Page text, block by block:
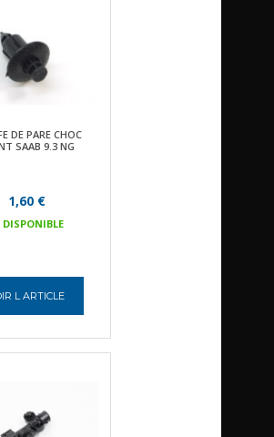
DE PARE CHOC
SAAB 9.3 NG
1,60 €
DISPONIBLE
L ARTICLE